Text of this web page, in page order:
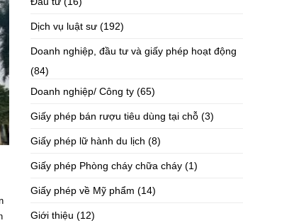
Dịch vụ luật sư (192)
Doanh nghiệp, đầu tư và giấy phép hoạt động
(84)
Doanh nghiệp/ Công ty (65)
Giấy phép bán rượu tiêu dùng tại chỗ (3)
Giấy phép lữ hành du lịch (8)
Giấy phép Phòng cháy chữa cháy (1)
Giấy phép về Mỹ phẩm (14)
Giới thiệu (12)